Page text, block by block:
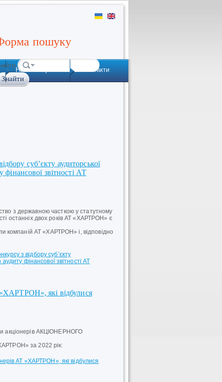
пошуку
Наша історія Контакти
суб’єкту аудиторської
фінансової звітності АТ
з державною часткою у статутному
останніх двох років АТ «ХАРТРОН» є
компаній АТ «ХАРТРОН» і, відповідно
з відбору суб’єкту
фінансової звітності АТ
«ХАРТРОН», які відбулися
акціонерів АКЦІОНЕРНОГО
за 2022 рік:
АТ «ХАРТРОН», які відбулися